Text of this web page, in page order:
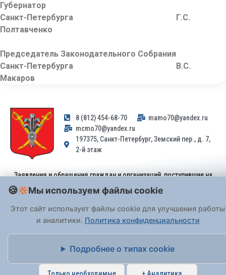
Губернатор
Санкт-Петербурга Г.С.
Полтавченко
Председатель Законодательного Собрания
Санкт-Петербурга В.С.
Макаров
8 (812) 454-68-70
mamo70@yandex.ru
mcmo70@yandex.ru
197375, Санкт-Петербург, Земский пер., д. 7,
2-й этаж
Заявления и обращения граждан и организаций, поступившие на
адрес email, не могут быть рассмотрены на основании
Федерального закона от 02.05.2006 № 59-ФЗ. Обращения
принимаются только: по почте, черезпортал «Госуслуги» (ЕПГУ)
или лично при предъявлении паспорта.
На Сайте действуетПолитика обработки персональных данных
Мы используем файлы cookie
Этот сайт использует файлы cookie для улучшения работы
и аналитики. Политика конфиденциальности
Подробнее о типах cookie